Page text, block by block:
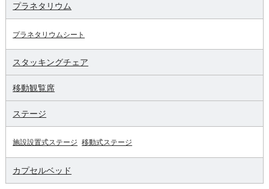
プラネタリウム
プラネタリウムシート
スタッキングチェア
移動観覧席
ステージ
施設設置式ステージ 移動式ステージ
カプセルベッド